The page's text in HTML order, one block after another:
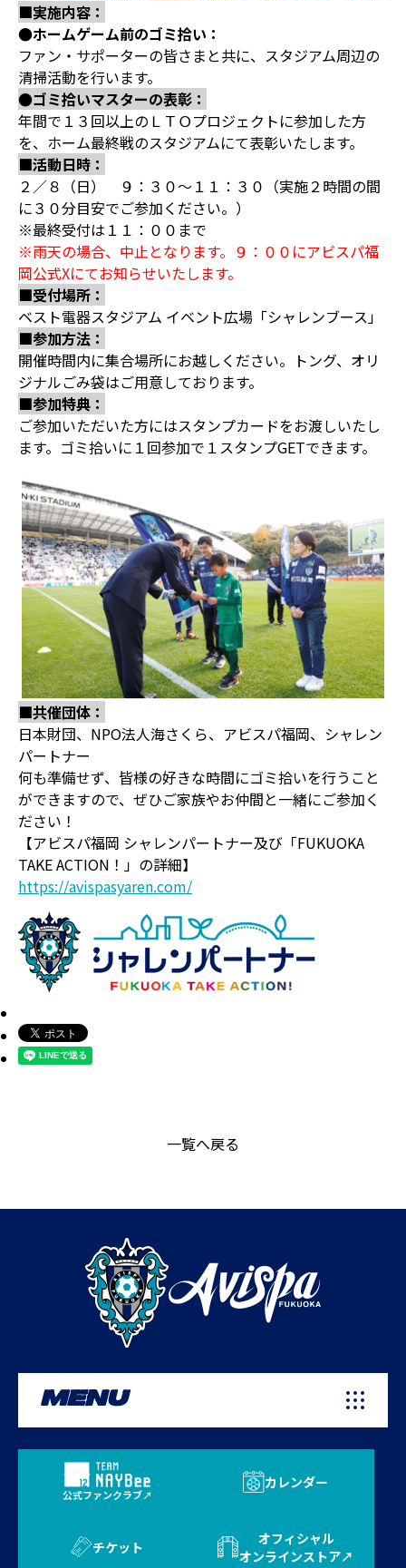
■実施内容：
●ホームゲーム前のゴミ拾い：
ファン・サポーターの皆さまと共に、スタジアム周辺の
清掃活動を行います。
●ゴミ拾いマスターの表彰：
年間で１３回以上のＬＴＯプロジェクトに参加した方
を、ホーム最終戦のスタジアムにて表彰いたします。
■活動日時：
２／８（日） ９：３０～１１：３０（実施２時間の間
に３０分目安でご参加ください。）
※最終受付は１１：００まで
※雨天の場合、中止となります。９：００にアビスパ福
岡公式Xにてお知らせいたします。
■受付場所：
ベスト電器スタジアム イベント広場「シャレンブース」
■参加方法：
開催時間内に集合場所にお越しください。トング、オリ
ジナルごみ袋はご用意しております。
■参加特典：
ご参加いただいた方にはスタンプカードをお渡しいたし
ます。ゴミ拾いに１回参加で１スタンプGETできます。
■共催団体：
日本財団、NPO法人海さくら、アビスパ福岡、シャレン
パートナー
何も準備せず、皆様の好きな時間にゴミ拾いを行うこと
ができますので、ぜひご家族やお仲間と一緒にご参加く
ださい！
【アビスパ福岡 シャレンパートナー及び「FUKUOKA
TAKE ACTION！」の詳細】
https://avispasyaren.com/
一覧へ戻る
MENU
公式ファンクラブ
カレンダー
チケット
オフィシャル
オンラインストア